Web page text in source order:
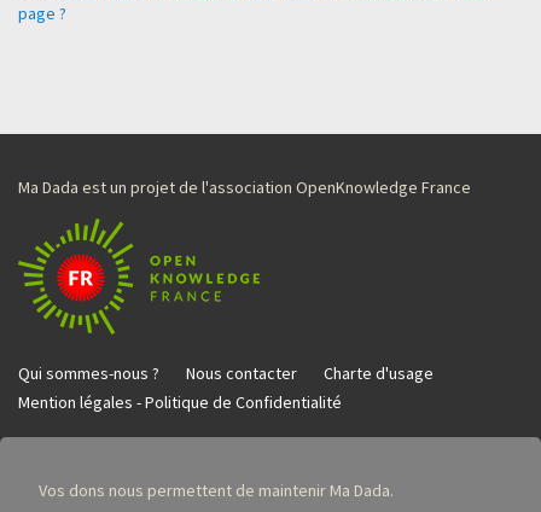
page ?
Ma Dada est un projet de l'association OpenKnowledge France
Qui sommes-nous ? Nous contacter
Charte d'usage
Mention légales - Politique de Confidentialité
Vos dons nous permettent de maintenir Ma Dada.